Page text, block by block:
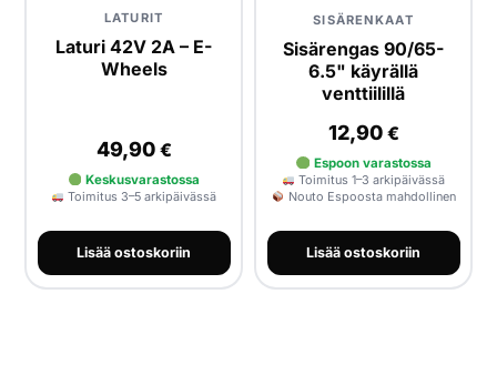
LATURIT
Laturi 42V 2A – E-
Wheels
49,90 €
Keskusvarastossa
Toimitus 3–5 arkipäivässä
Lisää ostoskoriin
SISÄRENKAAT
Sisärengas 90/65-
6.5" käyrällä
venttiilillä
12,90 €
Espoon varastossa
Toimitus 1–3 arkipäivässä
Nouto Espoosta mahdollinen
Lisää ostoskoriin